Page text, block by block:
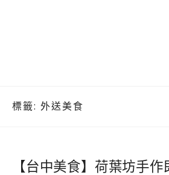
標籤: 外送美食
【台中美食】荷葉坊手